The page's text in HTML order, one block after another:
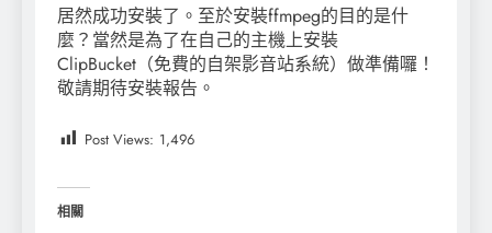
居然成功安裝了。至於安裝ffmpeg的目的是什
麼？當然是為了在自己的主機上安裝
ClipBucket（免費的自架影音站系統）做準備囉！
敬請期待安裝報告。
Post Views: 1,496
相關